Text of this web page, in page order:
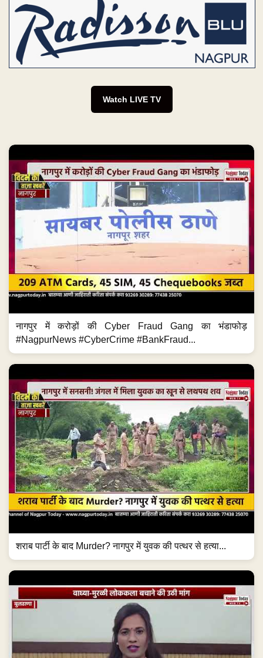
Watch LIVE TV
नागपुर में करोड़ों की Cyber Fraud Gang का भंडाफोड़
#NagpurNews #CyberCrime #BankFraud...
शराब पार्टी के बाद Murder? नागपुर में युवक की पत्थर से हत्या...